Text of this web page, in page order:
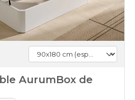
AurumBox de